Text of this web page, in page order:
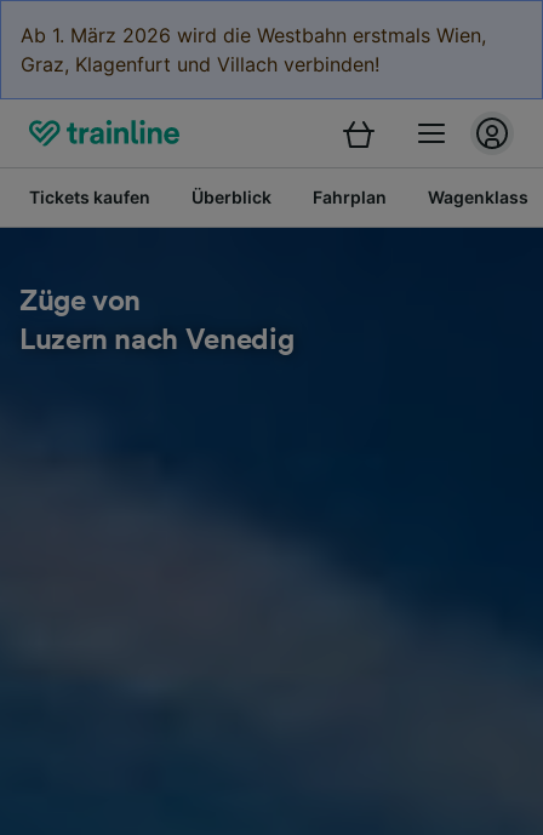
Ab 1. März 2026 wird die Westbahn erstmals Wien,
Graz, Klagenfurt und Villach verbinden!
Tickets kaufen Überblick Fahrplan
Züge von
Luzern nach Venedig